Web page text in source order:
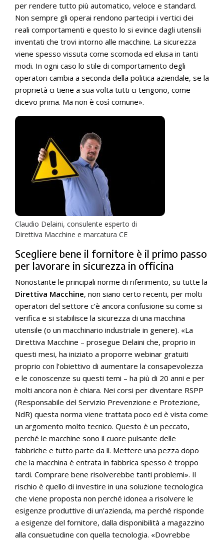
per rendere tutto più automatico, veloce e standard.
Non sempre gli operai rendono partecipi i vertici dei
reali comportamenti e questo lo si evince dagli utensili
inventati che trovi intorno alle macchine. La sicurezza
viene spesso vissuta come scomoda ed elusa in tanti
modi. In ogni caso lo stile di comportamento degli
operatori cambia a seconda della politica aziendale, se la
proprietà ci tiene a sua volta tutti ci tengono, come
dicevo prima. Ma non è così comune».
Claudio Delaini, consulente esperto di
Direttiva Macchine e marcatura CE
Scegliere bene il fornitore è il primo passo
per lavorare in sicurezza in officina
Nonostante le principali norme di riferimento, su tutte la
Direttiva Macchine, non siano certo recenti, per molti
operatori del settore c’è ancora confusione su come si
verifica e si stabilisce la sicurezza di una macchina
utensile (o un macchinario industriale in genere). «La
Direttiva Macchine – prosegue Delaini che, proprio in
questi mesi, ha iniziato a proporre webinar gratuiti
proprio con l’obiettivo di aumentare la consapevolezza
e le conoscenze su questi temi – ha più di 20 anni e per
molti ancora non è chiara. Nei corsi per diventare RSPP
(Responsabile del Servizio Prevenzione e Protezione,
NdR) questa norma viene trattata poco ed è vista come
un argomento molto tecnico. Questo è un peccato,
perché le macchine sono il cuore pulsante delle
fabbriche e tutto parte da lì. Mettere una pezza dopo
che la macchina è entrata in fabbrica spesso è troppo
tardi. Comprare bene risolverebbe tanti problemi». Il
rischio è quello di investire in una soluzione tecnologica
che viene proposta non perché idonea a risolvere le
esigenze produttive di un’azienda, ma perché risponde
a esigenze del fornitore, dalla disponibilità a magazzino
alla consuetudine con quella tecnologia. «Dovrebbe